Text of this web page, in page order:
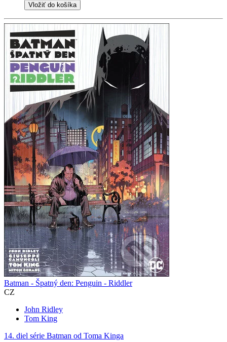
Vložiť do košíka
Batman - Špatný den: Penguin - Riddler
CZ
John Ridley
Tom King
14. diel série Batman od Toma Kinga